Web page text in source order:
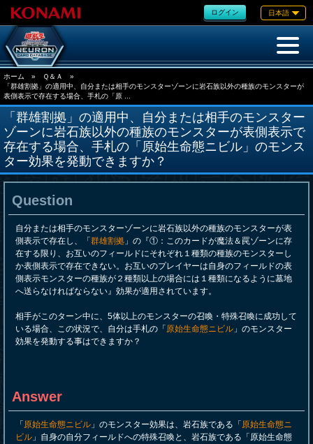
ログイン 日本語
ホーム » Ｑ＆Ａ
»
「群雄割拠」の適用中、自分または相手のモンスターゾーンに岩石族以外の種族のモンスターが
表側表示で存在する場合、手札の「原 ...
「群雄割拠」の適用中、自分または相手のモンスター
ゾーンに岩石族以外の種族のモンスターが表側表示で
存在する場合、手札の「原始生命態ニビル」のモンス
ター効果を発動できますか？
Question
自分または相手のモンスターゾーンに岩石族以外の種族のモンスターが表
側表示で存在し、「 群雄割拠 」の『①：このカードが魔法＆罠ゾーンに存
在する限り、お互いのフィールドにそれぞれ１種類の種族のモンスターし
か表側表示で存在できない。お互いのプレイヤーは自身のフィールドの表
側表示モンスターの種族が２種類以上の場合には１種類になるように墓地
へ送らなければならない』効果が適用されています。
相手がこのターン中に、5体以上のモンスターの召喚・特殊召喚に成功して
いる場合、この状況で、自分は手札の「 原始生命態ニビル 」のモンスター
効果を発動する事はできますか？
Answer
「 原始生命態ニビル 」のモンスター効果は、岩石族である「 原始生命態ニ
ビル 」自身の自分フィールドへの特殊召喚と、岩石族である「原始生命態